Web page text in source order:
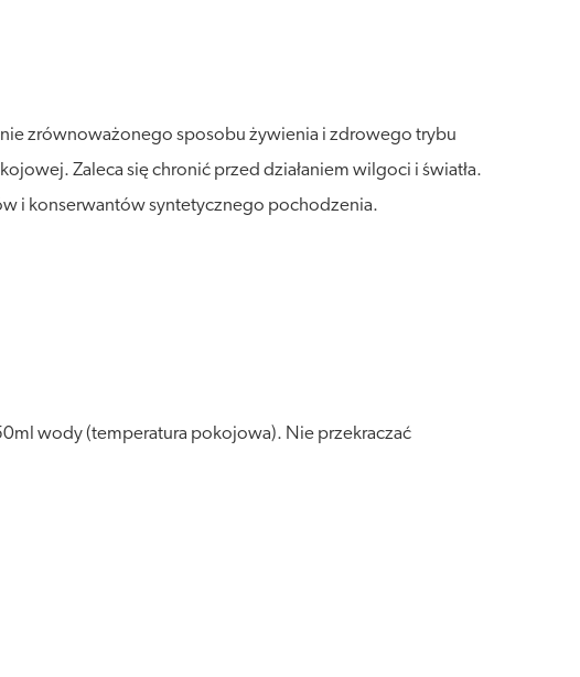
zrównoważonego sposobu żywienia i zdrowego trybu
Zaleca się chronić przed działaniem wilgoci i światła.
i konserwantów syntetycznego pochodzenia.
wody (temperatura pokojowa). Nie przekraczać